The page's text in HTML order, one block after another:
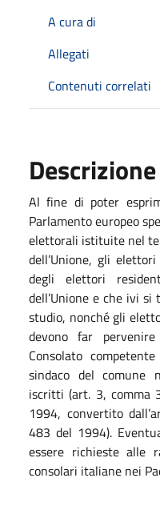
A cura di
Allegati
Contenuti correlati
Descrizione
Al fine di poter
Parlamento europeo
elettorali istituite nel
dell’Unione, gli
degli elettori
dell’Unione e che ivi
studio, nonché gli
devono far
Consolato
sindaco del comune
iscritti (art. 3, comma
1994, convertito
483 del 1994).
essere richieste alle
consolari italiane nei